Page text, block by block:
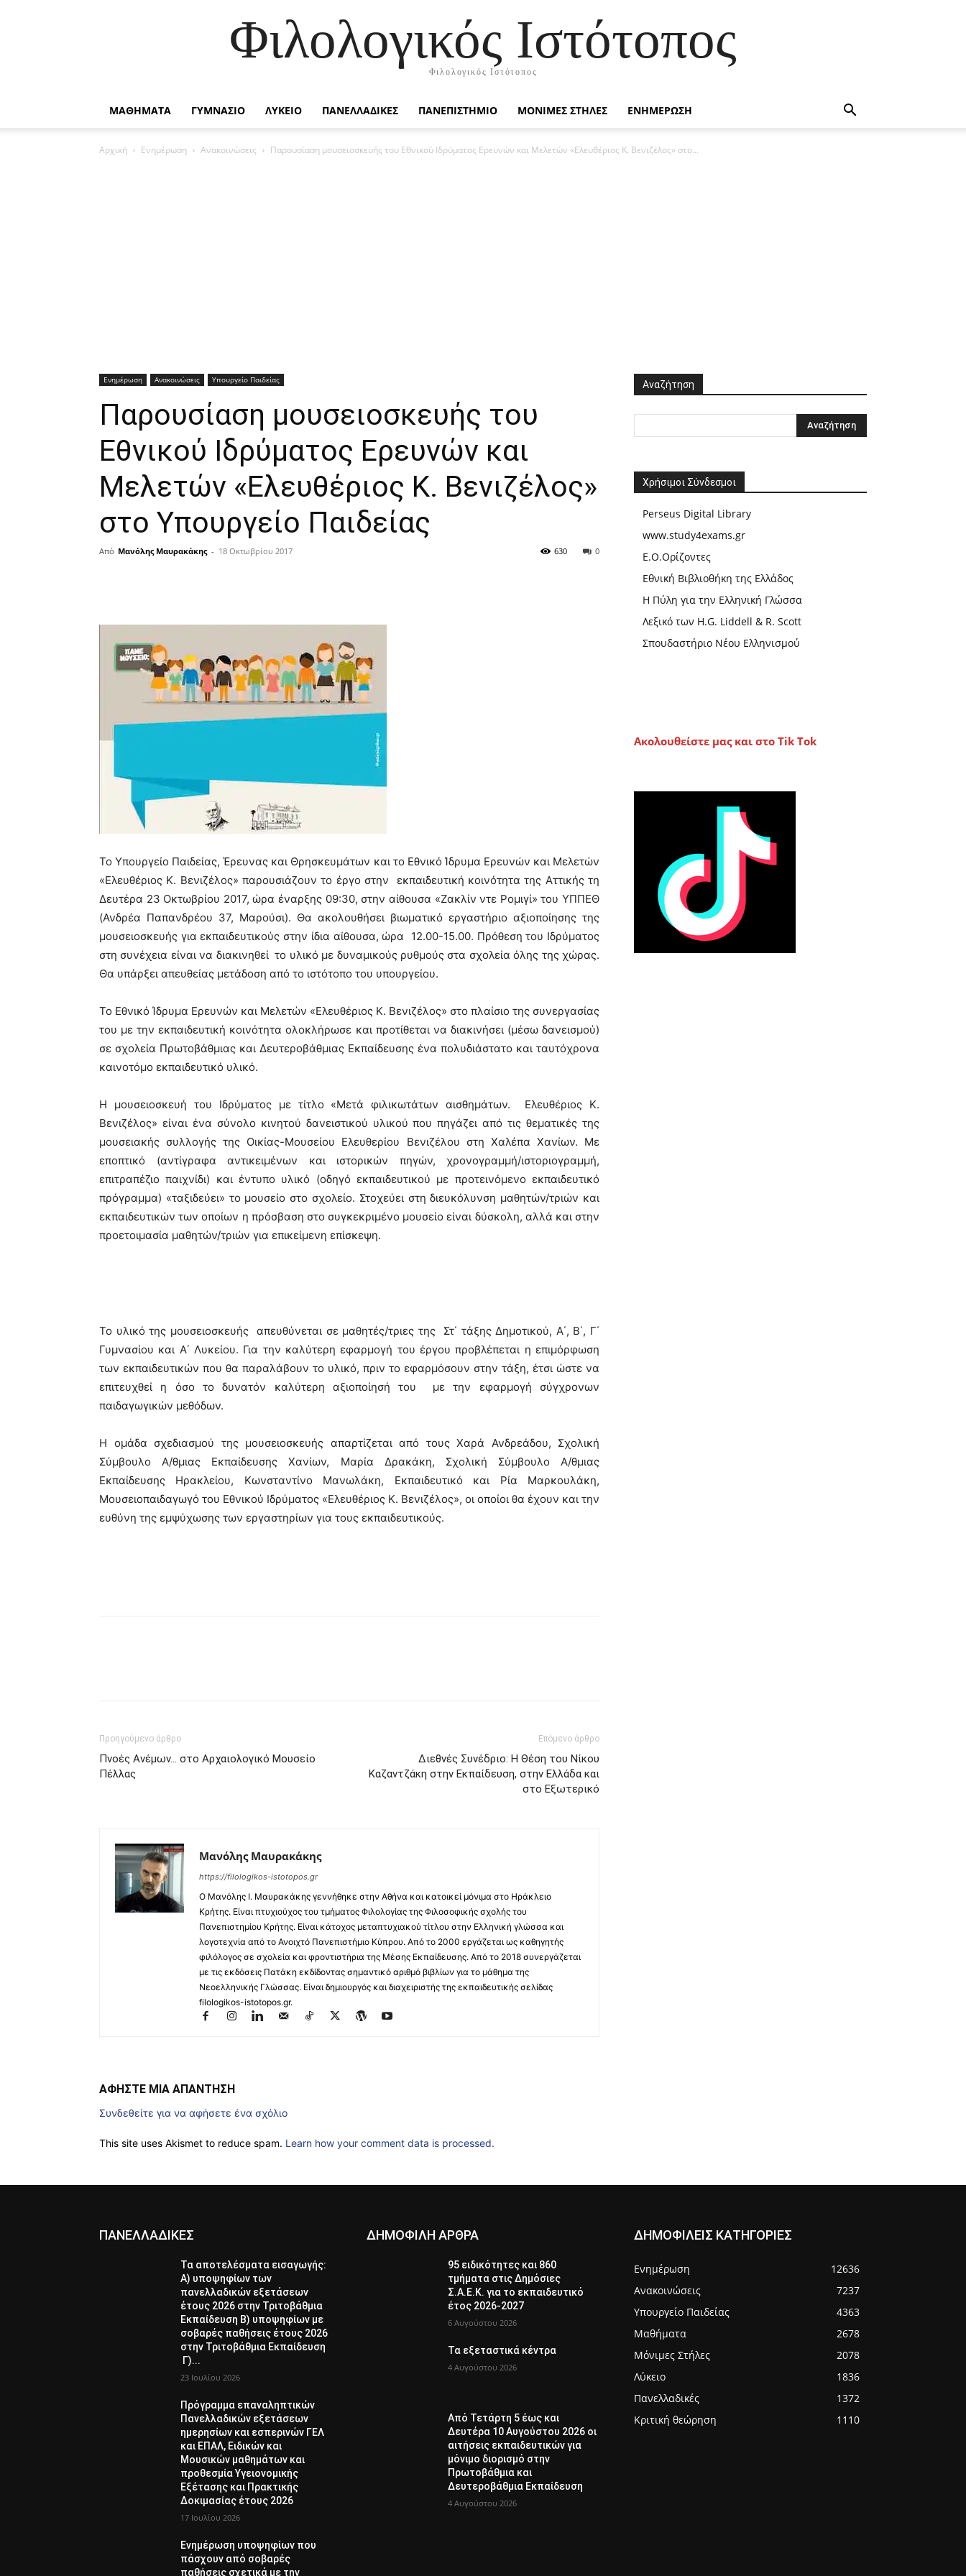
Φιλολογικός Ιστότοπος
Φιλολογικός Ιστότοπος
ΜΑΘΗΜΑΤΑ ΓΥΜΝΑΣΙΟ ΛΥΚΕΙΟ ΠΑΝΕΛΛΑΔΙΚΕΣ ΠΑΝΕΠΙΣΤΗΜΙΟ ΜΟΝΙΜΕΣ ΣΤΗΛΕΣ ΕΝΗΜΕΡΩΣΗ
Αρχική Ενημέρωση Ανακοινώσεις Παρουσίαση μουσειοσκευής του Εθνικού Ιδρύματος Ερευνών και Μελετών «Ελευθέριος Κ. Βενιζέλος» στο...
Ενημέρωση Ανακοινώσεις Υπουργείο Παιδείας
Παρουσίαση μουσειοσκευής του
Εθνικού Ιδρύματος Ερευνών και
Μελετών «Ελευθέριος Κ. Βενιζέλος»
στο Υπουργείο Παιδείας
Από Μανόλης Μαυρακάκης - 18 Οκτωβρίου 2017 0
630
Το Υπουργείο Παιδείας, Έρευνας και Θρησκευμάτων και το Εθνικό Ίδρυμα Ερευνών και Μελετών
«Ελευθέριος Κ. Βενιζέλος» παρουσιάζουντο έργο στην εκπαιδευτική κοινότητα της Αττικής τη
Δευτέρα 23 Οκτωβρίου 2017, ώρα έναρξης 09:30, στην αίθουσα «Ζακλίν ντε Ρομιγί» του ΥΠΠΕΘ
(Ανδρέα Παπανδρέου 37, Μαρούσι). Θα ακολουθήσει βιωματικό εργαστήριο αξιοποίησης της
μουσειοσκευής για εκπαιδευτικούς στην ίδια αίθουσα, ώρα 12.00-15.00. Πρόθεση του Ιδρύματος
στη συνέχεια είναι να διακινηθεί το υλικό με δυναμικούς ρυθμούς στα σχολεία όλης της χώρας.
Θα υπάρξει απευθείας μετάδοση από το ιστότοπο του υπουργείου.
Το Εθνικό Ίδρυμα Ερευνών και Μελετών «Ελευθέριος Κ. Βενιζέλος» στο πλαίσιο της συνεργασίας
του με την εκπαιδευτική κοινότητα ολοκλήρωσε και προτίθεται να διακινήσει (μέσω δανεισμού)
σε σχολεία Πρωτοβάθμιας και Δευτεροβάθμιας Εκπαίδευσης ένα πολυδιάστατο και ταυτόχρονα
καινοτόμο εκπαιδευτικό υλικό.
Η μουσειοσκευή του Ιδρύματος με τίτλο «Μετά φιλικωτάτων αισθημάτων. Ελευθέριος Κ.
Βενιζέλος» είναι ένα σύνολο κινητού δανειστικού υλικού που πηγάζει από τις θεματικές της
μουσειακής συλλογής της Οικίας-Μουσείου Ελευθερίου Βενιζέλου στη Χαλέπα Χανίων. Με
εποπτικό (αντίγραφα αντικειμένων και ιστορικών πηγών, χρονογραμμή/ιστοριογραμμή,
επιτραπέζιο παιχνίδι) και έντυπο υλικό (οδηγό εκπαιδευτικού με προτεινόμενο εκπαιδευτικό
πρόγραμμα) «ταξιδεύει» το μουσείο στο σχολείο. Στοχεύει στη διευκόλυνση μαθητών/τριών και
εκπαιδευτικών των οποίων η πρόσβαση στο συγκεκριμένο μουσείο είναι δύσκολη, αλλά και στην
προετοιμασία μαθητών/τριών για επικείμενη επίσκεψη.
Το υλικό της μουσειοσκευής απευθύνεται σε μαθητές/τριες της Στ΄ τάξης Δημοτικού, Α΄, Β΄, Γ΄
Γυμνασίου και Α΄ Λυκείου. Για την καλύτερη εφαρμογή του έργου προβλέπεται η επιμόρφωση
των εκπαιδευτικών που θα παραλάβουν το υλικό, πριν το εφαρμόσουν στην τάξη, έτσι ώστε να
επιτευχθεί η όσο το δυνατόν καλύτερη αξιοποίησή του με την εφαρμογή σύγχρονων
παιδαγωγικών μεθόδων.
Η ομάδα σχεδιασμού της μουσειοσκευής απαρτίζεται από τους Χαρά Ανδρεάδου, Σχολική
Σύμβουλο Α/θμιας Εκπαίδευσης Χανίων, Μαρία Δρακάκη, Σχολική Σύμβουλο Α/θμιας
Εκπαίδευσης Ηρακλείου, Κωνσταντίνο Μανωλάκη, Εκπαιδευτικό και Ρία Μαρκουλάκη,
Μουσειοπαιδαγωγό του Εθνικού Ιδρύματος «Ελευθέριος Κ. Βενιζέλος», οι οποίοι θα έχουν και την
ευθύνη της εμψύχωσης των εργαστηρίων για τους εκπαιδευτικούς.
Προηγούμενο άρθρο
Πνοές Ανέμων… στο Αρχαιολογικό Μουσείο
Πέλλας
Επόμενο άρθρο
Διεθνές Συνέδριο: Η Θέση του Νίκου
Καζαντζάκη στην Εκπαίδευση, στην Ελλάδα και
στο Εξωτερικό
Μανόλης Μαυρακάκης
https://filologikos-istotopos.gr
Ο Μανόλης I. Μαυρακάκης γεννήθηκε στην Αθήνα και κατοικεί μόνιμα στο Ηράκλειο
Κρήτης. Είναι πτυχιούχος του τμήματος Φιλολογίας της Φιλοσοφικής σχολής του
Πανεπιστημίου Κρήτης. Είναι κάτοχος μεταπτυχιακού τίτλου στην Ελληνική γλώσσα και
λογοτεχνία από το Ανοιχτό Πανεπιστήμιο Κύπρου. Από το 2000 εργάζεται ως καθηγητής
φιλόλογος σε σχολεία και φροντιστήρια της Μέσης Εκπαίδευσης. Από το 2018 συνεργάζεται
με τις εκδόσεις Πατάκη εκδίδοντας σημαντικό αριθμό βιβλίων για το μάθημα της
Νεοελληνικής Γλώσσας. Είναι δημιουργός και διαχειριστής της εκπαιδευτικής σελίδας
filologikos-istotopos.gr.
ΑΦΗΣΤΕ ΜΙΑ ΑΠΑΝΤΗΣΗ
Συνδεθείτε για να αφήσετε ένα σχόλιο
This site uses Akismet to reduce spam. Learn how your comment data is processed.
Αναζήτηση
Χρήσιμοι Σύνδεσμοι
Perseus Digital Library
www.study4exams.gr
Ε.Ο.Ορίζοντες
Εθνική Βιβλιοθήκη της Ελλάδος
Η Πύλη για την Ελληνική Γλώσσα
Λεξικό των H.G. Liddell & R. Scott
Σπουδαστήριο Νέου Ελληνισμού
Ακολουθείστε μας και στο Tik Tok
ΠΑΝΕΛΛΑΔΙΚΕΣ
Τα αποτελέσματα εισαγωγής:
Α) υποψηφίων των
πανελλαδικών εξετάσεων
έτους 2026 στην Τριτοβάθμια
Εκπαίδευση Β) υποψηφίων με
σοβαρές παθήσεις έτους 2026
στην Τριτοβάθμια Εκπαίδευση
Γ)...
23 Ιουλίου 2026
Πρόγραμμα επαναληπτικών
Πανελλαδικών εξετάσεων
ημερησίων και εσπερινών ΓΕΛ
και ΕΠΑΛ, Ειδικών και
Μουσικών μαθημάτων και
προθεσμία Υγειονομικής
Εξέτασης και Πρακτικής
Δοκιμασίας έτους 2026
17 Ιουλίου 2026
Ενημέρωση υποψηφίων που
πάσχουν από σοβαρές
παθήσεις σχετικά με την
ΔΗΜΟΦΙΛΗ ΑΡΘΡΑ
95 ειδικότητες και 860
τμήματα στις Δημόσιες
Σ.Α.Ε.Κ. για το εκπαιδευτικό
έτος 2026-2027
6 Αυγούστου 2026
Τα εξεταστικά κέντρα
4 Αυγούστου 2026
Από Τετάρτη 5 έως και
Δευτέρα 10 Αυγούστου 2026 οι
αιτήσεις εκπαιδευτικών για
μόνιμο διορισμό στην
Πρωτοβάθμια και
Δευτεροβάθμια Εκπαίδευση
4 Αυγούστου 2026
ΔΗΜΟΦΙΛΕΙΣ ΚΑΤΗΓΟΡΙΕΣ
Ενημέρωση
12636
Ανακοινώσεις
7237
Υπουργείο Παιδείας
4363
Μαθήματα
2678
Μόνιμες Στήλες
2078
Λύκειο
1836
Πανελλαδικές
1372
Κριτική θεώρηση
1110